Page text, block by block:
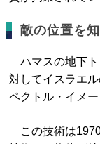
敵の位置を
ハマスの地下ト
対してイスラエ
ペクトル・イメ
この技術は